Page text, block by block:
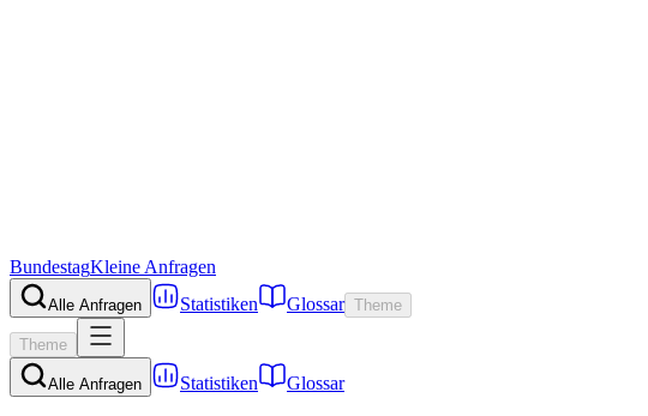
BundestagKleine Anfragen
Alle Anfragen Statistiken Glossar Theme
Theme
Alle Anfragen Statistiken Glossar